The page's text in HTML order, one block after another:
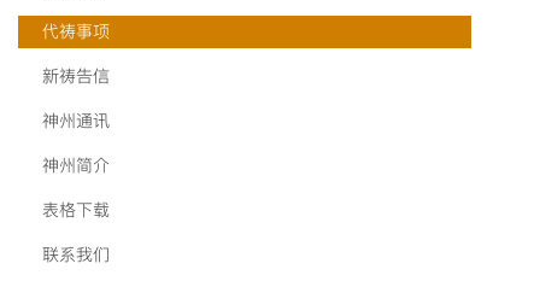
代祷事项
新祷告信
神州通讯
神州简介
表格下载
联系我们